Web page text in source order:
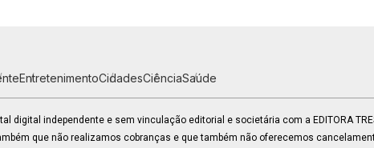
EntretenimentoCidadesCiênciaSaúde
digital independente e sem vinculação editorial e societária com a EDITORA TRES
que não realizamos cobranças e que também não oferecemos